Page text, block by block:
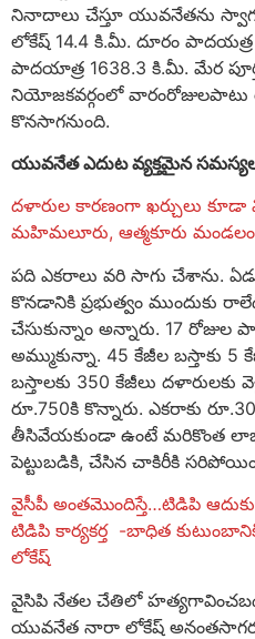
నినాదాలు చేస్తూ యువనేతను
లోకేష్ 14.4 కి.మీ. దూరం పాదయత్ర
పాదయాత్ర 1638.3 కి.మీ. మేర
నియోజకవర్గంలో
కొనసాగనుంది.
యువనేత ఎదుట వ్యక్తమైన
దళారుల కారణంగా ఖర్చులు
మహిమలూరు, ఆత్మకూరు మండలం
పది ఎకరాలు వరి సాగు చేశాను.
కొనడానికి ప్రభుత్వం ముందుకు
చేసుకున్నాం అన్నారు. 17 రోజుల
అమ్ముకున్నా. 45 కేజీల బస్తాకు 5
బస్తాలకు 350 కేజీలు
రూ.750కి కొన్నారు. ఎకరాకు
తీసివేయకుండా ఉంటే మరికొంత
పెట్టుబడికి, చేసిన చాకిరీకి
వైసీపీ అంత‌మొందిస్తే…టిడిపి
టిడిపి కార్యక‌ర్త -బాధిత
లోకేష్
వైసిపి నేతల చేతిలో
యువనేత నారా లోకేష్